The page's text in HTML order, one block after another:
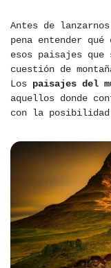
Antes de
pena entender
esos paisajes que
cuestión de
Los paisajes del
aquellos donde
con la